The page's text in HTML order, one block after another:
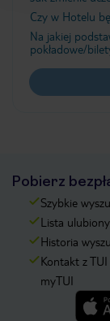
Czy w Hotelu
Na jakiej
pokładowe/
Pobierz
Szybkie
Lista
Historia
Kontakt z
myTUI